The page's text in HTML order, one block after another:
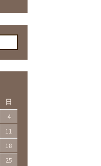
日
4
11
18
25